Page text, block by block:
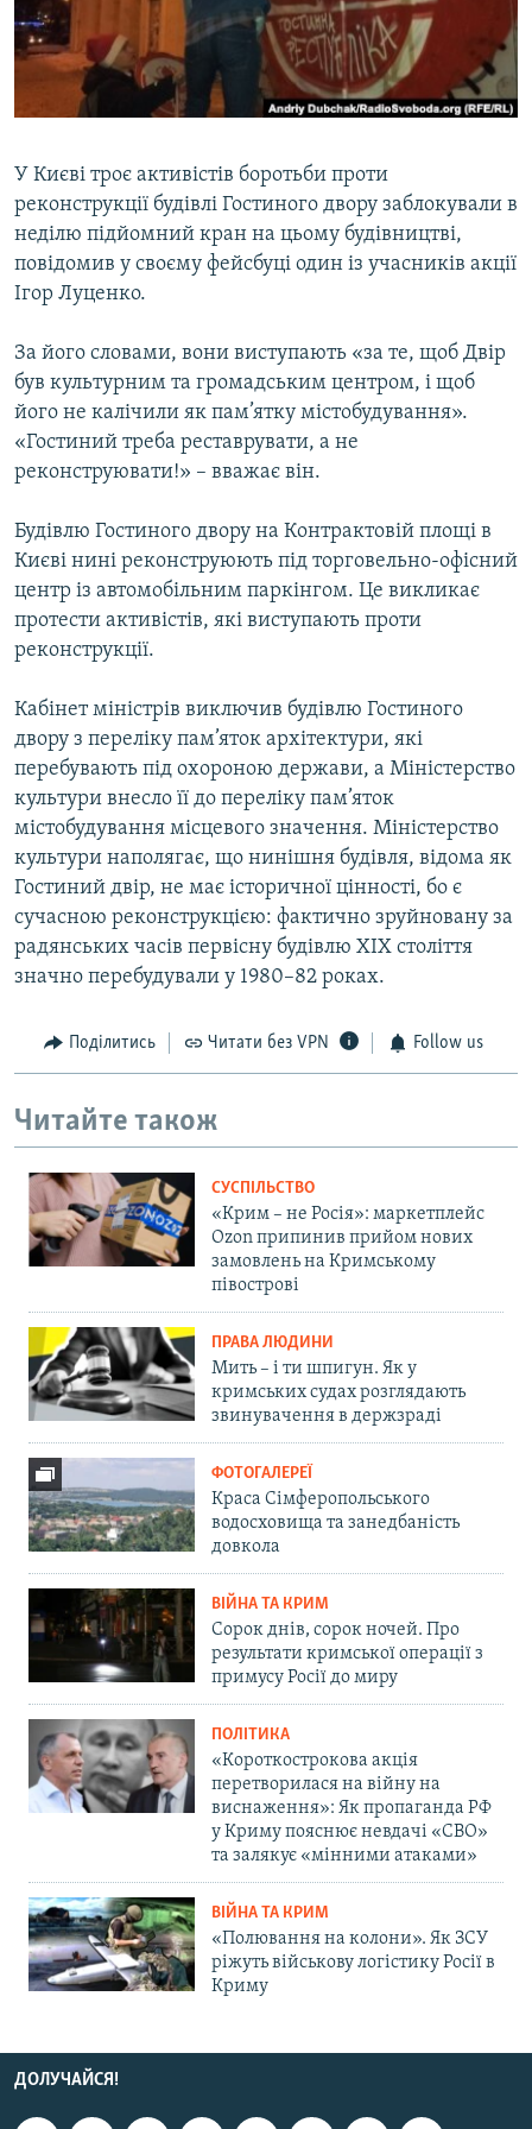
ВІДЕОУРОКИ «ELIFBE»
СВІДЧЕННЯ ОКУПАЦІЇ
УКРАЇНСЬКА ПРОБЛЕМА КРИМУ
Русский
Qırımtatar
Усі сайти RFE/RL
У Києві троє активістів боротьби проти
реконструкції будівлі Гостиного двору заблокували в
неділю підйомний кран на цьому будівництві,
повідомив у своєму фейсбуці один із учасників акції
Ігор Луценко.
За його словами, вони виступають «за те, щоб Двір
був культурним та громадським центром, і щоб
його не калічили як пам’ятку містобудування».
«Гостиний треба реставрувати, а не
реконструювати!» – вважає він.
Будівлю Гостиного двору на Контрактовій площі в
Києві нині реконструюють під торговельно-офісний
центр із автомобільним паркінгом. Це викликає
протести активістів, які виступають проти
реконструкції.
Кабінет міністрів виключив будівлю Гостиного
двору з переліку пам’яток архітектури, які
перебувають під охороною держави, а Міністерство
культури внесло її до переліку пам’яток
містобудування місцевого значення. Міністерство
культури наполягає, що нинішня будівля, відома як
Гостиний двір, не має історичної цінності, бо є
сучасною реконструкцією: фактично зруйновану за
радянських часів первісну будівлю ХІХ століття
значно перебудували у 1980–82 роках.
Поділитись Читати без VPN Follow us
Читайте також
СУСПІЛЬСТВО
«Крим – не Росія»: маркетплейс
Ozon припинив прийом нових
замовлень на Кримському
півострові
ПРАВА ЛЮДИНИ
Мить – і ти шпигун. Як у
кримських судах розглядають
звинувачення в держзраді
ФОТОГАЛЕРЕЇ
Краса Сімферопольського
водосховища та занедбаність
довкола
ВІЙНА ТА КРИМ
Сорок днів, сорок ночей. Про
результати кримської операції з
примусу Росії до миру
ПОЛІТИКА
«Короткострокова акція
перетворилася на війну на
виснаження»: Як пропаганда РФ
у Криму пояснює невдачі «СВО»
та залякує «мінними атаками»
ВІЙНА ТА КРИМ
«Полювання на колони». Як ЗСУ
ріжуть військову логістику Росії в
Криму
ДОЛУЧАЙСЯ!